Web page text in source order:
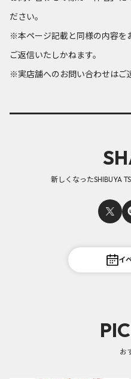
ださい。
※本ページ記載と同様の内容を
ご返信いたしかねます。
※実店舗へのお問い合わせはご
新しくなったSHIBUYA
イ
お